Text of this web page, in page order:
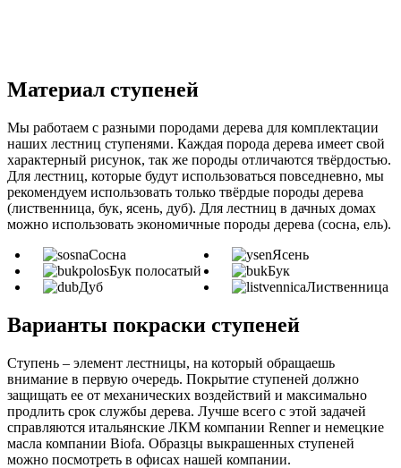
Материал ступеней
Мы работаем с разными породами дерева для комплектации
наших лестниц ступенями. Каждая порода дерева имеет свой
характерный рисунок, так же породы отличаются твёрдостью.
Для лестниц, которые будут использоваться повседневно, мы
рекомендуем использовать только твёрдые породы дерева
(лиственница, бук, ясень, дуб). Для лестниц в дачных домах
можно использовать экономичные породы дерева (сосна, ель).
Сосна
Ясень
Бук полосатый
Бук
Дуб
Лиственница
Варианты покраски ступеней
Ступень – элемент лестницы, на который обращаешь
внимание в первую очередь. Покрытие ступеней должно
защищать ее от механических воздействий и максимально
продлить срок службы дерева. Лучше всего с этой задачей
справляются итальянские ЛКМ компании Renner и немецкие
масла компании Biofa. Образцы выкрашенных ступеней
можно посмотреть в офисах нашей компании.